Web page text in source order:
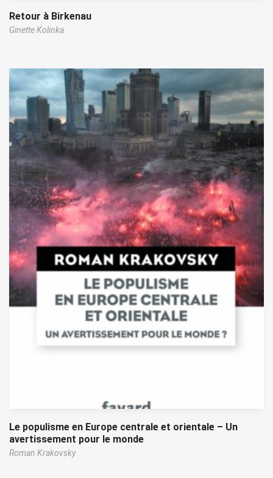
Retour à Birkenau
Ginette Kolinka
Le populisme en Europe centrale et orientale – Un
avertissement pour le monde
Roman Krakovsky